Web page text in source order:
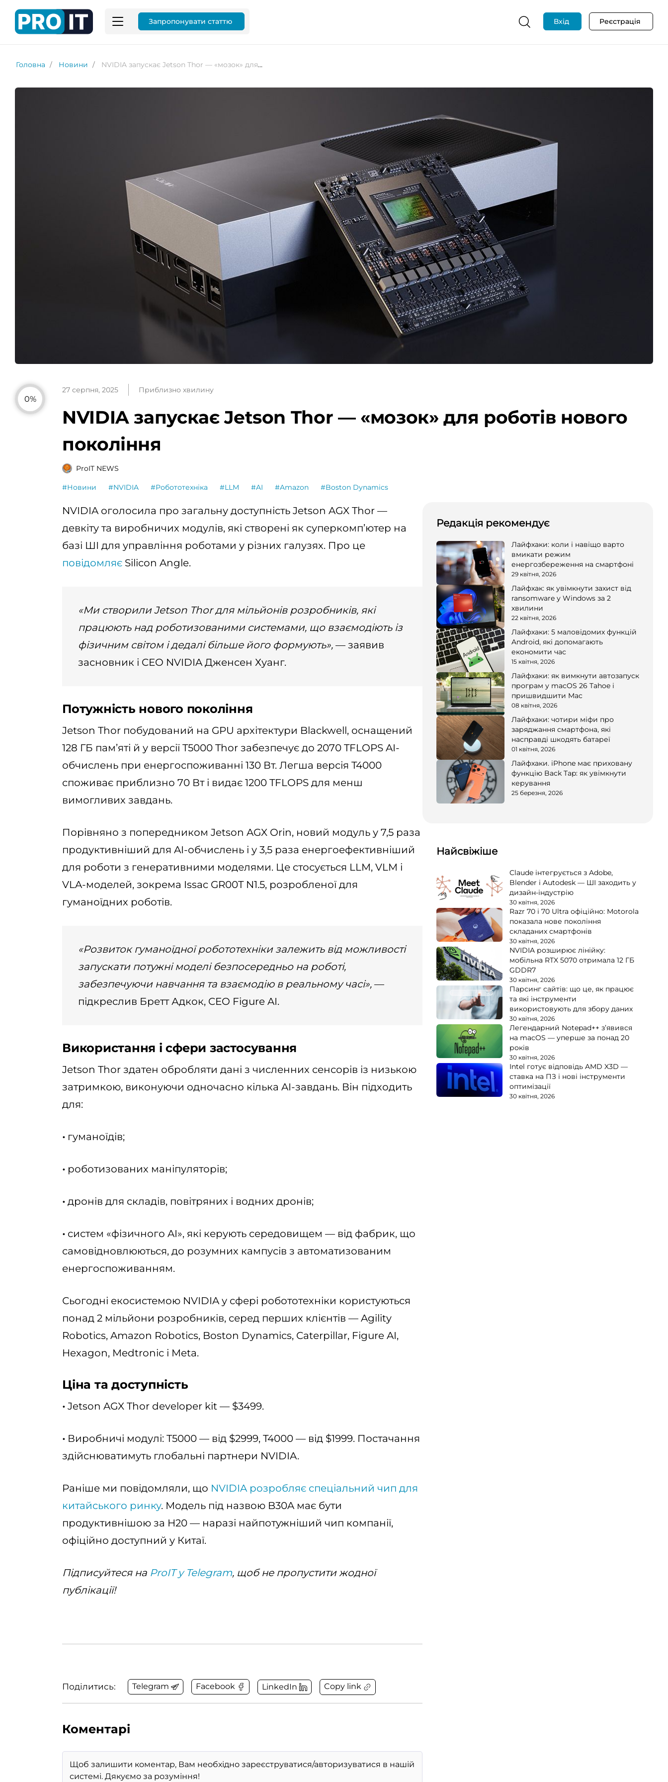
Запропонувати статтю Вхід Реєстрація
Головна Новини NVIDIA запускає Jetson Thor — «мозок» для роботів нового покоління
0%
27 серпня, 2025 Приблизно хвилину
NVIDIA запускає Jetson Thor — «мозок» для роботів нового
покоління
ProIT NEWS
#Новини #NVIDIA #Робототехніка #LLM #AI #Amazon #Boston Dynamics
NVIDIA оголосила про загальну доступність Jetson AGX Thor —
девкіту та виробничих модулів, які створені як суперкомп’ютер на
базі ШІ для управління роботами у різних галузях. Про це
повідомляє Silicon Angle.
«Ми створили Jetson Thor для мільйонів розробників, які
працюють над роботизованими системами, що взаємодіють із
фізичним світом і дедалі більше його формують», — заявив
засновник і CEO NVIDIA Дженсен Хуанг.
Потужність нового покоління
Jetson Thor побудований на GPU архітектури Blackwell, оснащений
128 ГБ пам’яті й у версії T5000 Thor забезпечує до 2070 TFLOPS AI-
обчислень при енергоспоживанні 130 Вт. Легша версія T4000
споживає приблизно 70 Вт і видає 1200 TFLOPS для менш
вимогливих завдань.
Порівняно з попередником Jetson AGX Orin, новий модуль у 7,5 раза
продуктивніший для AI-обчислень і у 3,5 раза енергоефективніший
для роботи з генеративними моделями. Це стосується LLM, VLM і
VLA-моделей, зокрема Issac GR00T N1.5, розробленої для
гуманоїдних роботів.
«Розвиток гуманоїдної робототехніки залежить від можливості
запускати потужні моделі безпосередньо на роботі,
забезпечуючи навчання та взаємодію в реальному часі», —
підкреслив Бретт Адкок, CEO Figure AI.
Використання і сфери застосування
Jetson Thor здатен обробляти дані з численних сенсорів із низькою
затримкою, виконуючи одночасно кілька AI-завдань. Він підходить
для:
• гуманоїдів;
• роботизованих маніпуляторів;
• дронів для складів, повітряних і водних дронів;
• систем «фізичного AI», які керують середовищем — від фабрик, що
самовідновлюються, до розумних кампусів з автоматизованим
енергоспоживанням.
Сьогодні екосистемою NVIDIA у сфері робототехніки користуються
понад 2 мільйони розробників, серед перших клієнтів — Agility
Robotics, Amazon Robotics, Boston Dynamics, Caterpillar, Figure AI,
Hexagon, Medtronic і Meta.
Ціна та доступність
• Jetson AGX Thor developer kit — $3499.
• Виробничі модулі: T5000 — від $2999, T4000 — від $1999. Постачання
здійснюватимуть глобальні партнери NVIDIA.
Раніше ми повідомляли, що NVIDIA розробляє спеціальний чип для
китайського ринку. Модель під назвою B30A має бути
продуктивнішою за H20 — наразі найпотужніший чип компанії,
офіційно доступний у Китаї.
Підписуйтеся на ProIT у Telegram, щоб не пропустити жодної
публікації!
Поділитись: Telegram Facebook LinkedIn Copy link
Коментарі
Редакція рекомендує
Лайфхаки: коли і навіщо варто
вмикати режим
енергозбереження на смартфоні
29 квітня, 2026
Лайфхак: як увімкнути захист від
ransomware у Windows за 2
хвилини
22 квітня, 2026
Лайфхаки: 5 маловідомих функцій
Android, які допомагають
економити час
15 квітня, 2026
Лайфхаки: як вимкнути автозапуск
програм у macOS 26 Tahoe і
пришвидшити Mac
08 квітня, 2026
Лайфхаки: чотири міфи про
заряджання смартфона, які
насправді шкодять батареї
01 квітня, 2026
Лайфхаки. iPhone має приховану
функцію Back Tap: як увімкнути
керування
25 березня, 2026
Найсвіжіше
Claude інтегрується з Adobe,
Blender і Autodesk — ШІ заходить у
дизайн-індустрію
30 квітня, 2026
Razr 70 і 70 Ultra офіційно: Motorola
показала нове покоління
складаних смартфонів
30 квітня, 2026
NVIDIA розширює лінійку:
мобільна RTX 5070 отримала 12 ГБ
GDDR7
30 квітня, 2026
Парсинг сайтів: що це, як працює
та які інструменти
використовують для збору даних
30 квітня, 2026
Легендарний Notepad++ з’явився
на macOS — уперше за понад 20
років
30 квітня, 2026
Intel готує відповідь AMD X3D —
ставка на ПЗ і нові інструменти
оптимізації
30 квітня, 2026